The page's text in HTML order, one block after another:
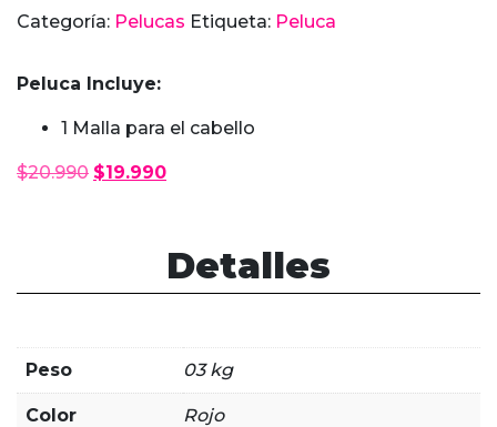
$20.990 El
$19.990El
es:
$19.990.
Peluca Incluye:
1 Malla para el cabello
cantidad
Categoría: Pelucas Etiqueta: Peluca
Detalles
Peso 03 kg
Color Rojo